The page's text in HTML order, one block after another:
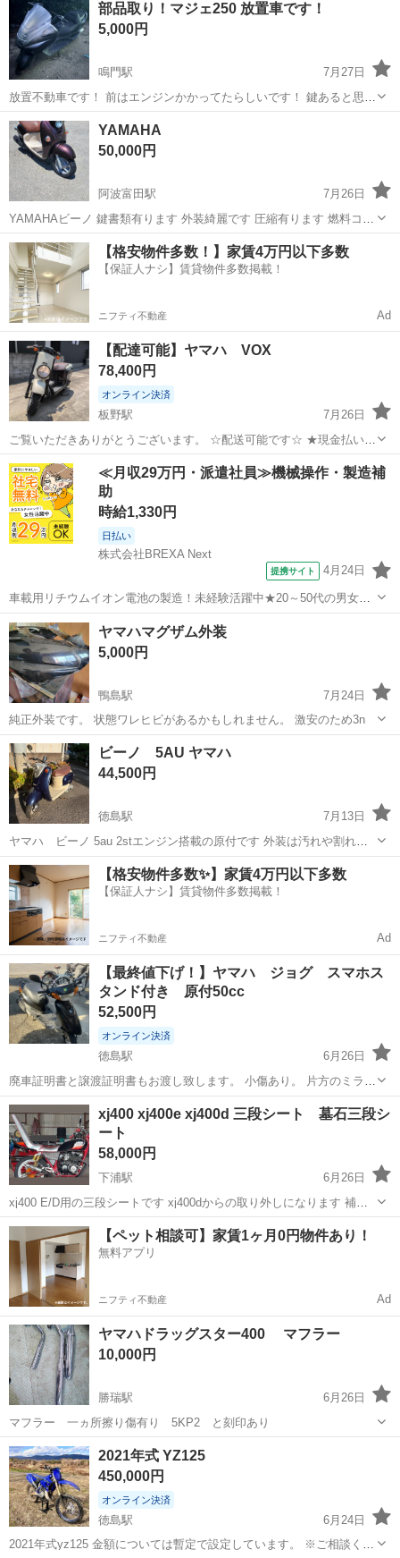
部品取り！マジェ250 放置車です！
5,000円
鳴門駅
7月27日
放置不動車です！ 前はエンジンかかってたらしいです！ 鍵あると思う
んですが今紛失中なんで、無いものと思ってください！ 書類❌ 部品取
りでお願いします！ マフラー外されてないです ノークレームノーリタ
ーンでお願いします！ 購...
徳島 鳴門市
YAMAHA
50,000円
阿波富田駅
7月26日
YAMAHAビーノ 鍵書類有ります 外装綺麗です 圧縮有ります 燃料コッ
ク錆び無いです バッテリー充電してます 燃料モーター交換してくださ
い
徳島 徳島市 阿波富田駅 ヤマハ
【格安物件多数！】家賃4万円以下多数
【保証人ナシ】賃貸物件多数掲載！
ニフティ不動産 Ad
【配達可能】ヤマハ VOX
78,400円
オンライン決済
板野駅
7月26日
ご覧いただきありがとうございます。 ☆配送可能です☆ ★現金払い、
オンライン決算可能★ 【商品】 ■ヤマハ ■VOX ※バッテリー新品 ※
燃料の針が調子悪いです。あとブレーキの効きが悪いです。外装の色
褪せ等はあります...
徳島 板野郡 板野駅 ヤマハ
≪月収29万円・派遣社員≫機械操作・製造補
助
時給1,330円
日払い
株式会社BREXA Next
提携サイト 4月24日
車載用リチウムイオン電池の製造！未経験活躍中★20～50代の男女活
躍中！寮費無料★備品付き1R寮完備！自宅からマイカー通勤OK！無料
駐車場完備◎正社員登用制度あり！《徳島県板野郡松茂町》 人気の工
場のお仕事 ◇車載用リチウ...
徳島 その他
ヤマハマグザム外装
5,000円
鴨島駅
7月24日
純正外装です。 状態ワレヒビがあるかもしれません。 激安のため3n
徳島 阿波市 ヤマハ
ビーノ 5AU ヤマハ
44,500円
徳島駅
7月13日
ヤマハ ビーノ 5au 2stエンジン搭載の原付です 外装は汚れや割れが
ありますが、乗っていただく分には問題ありません。最後の写真をご
覧ください タイヤ前後とも溝たっぷりあります。 ブレーキもまだ新し
いはずで、シートは...
徳島 徳島市 徳島駅 ヤマハ タイヤ
【格安物件多数✨】家賃4万円以下多数
【保証人ナシ】賃貸物件多数掲載！
ニフティ不動産 Ad
【最終値下げ！】ヤマハ ジョグ スマホス
タンド付き 原付50cc
52,500円
オンライン決済
徳島駅
6月26日
廃車証明書と譲渡証明書もお渡し致します。 小傷あり。 片方のミラー
が割れていますが、修理に出せば数千円で直ると思います。 スタンド
が曲がっていて、砂利の上など不安定な場所ではぐらつきますが、固
定はできます 中古車両につき...
徳島 徳島市 ジョグ
xj400 xj400e xj400d 三段シート 墓石三段シ
ート
58,000円
下浦駅
6月26日
xj400 E/D用の三段シートです xj400dからの取り外しになります 補強
しっかりしてます シート金具は無しです 長さは約53センチほどです
ステッカーの後は有りますが特に気になる剥がれ、傷はないです。
シール後ア...
徳島 名西郡 下浦駅 ヤマハ 三段シート
【ペット相談可】家賃1ヶ月0円物件あり！
無料アプリ
ニフティ不動産 Ad
ヤマハドラッグスター400 マフラー
10,000円
勝瑞駅
6月26日
マフラー 一ヵ所擦り傷有り 5KP2 と刻印あり
徳島 板野郡 勝瑞駅
2021年式 YZ125
450,000円
オンライン決済
徳島駅
6月24日
2021年式yz125 金額については暫定で設定しています。 ※ご相談くだ